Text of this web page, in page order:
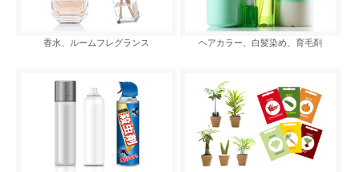
香水、ルームフレグランス ヘアカラー、白髪染め、育毛剤